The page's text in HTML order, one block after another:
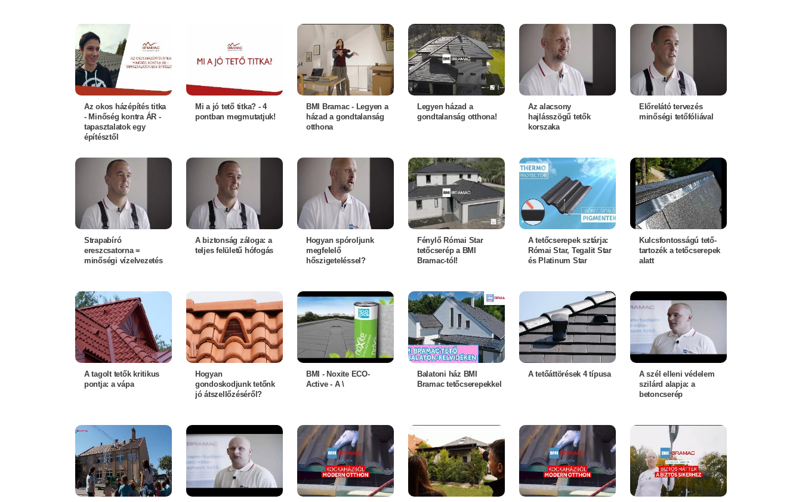
Az okos házépítés titka
- Minőség kontra ÁR -
tapasztalatok egy
építésztől
Mi a jó tető titka? - 4
pontban megmutatjuk!
BMI Bramac - Legyen a
házad a gondtalanság
otthona
Legyen házad a
gondtalanság otthona!
Az alacsony
hajlásszögű tetők
korszaka
Előrelátó tervezés
minőségi tetőfóliával
Strapabíró
ereszcsatorna =
minőségi vízelvezetés
A biztonság záloga: a
teljes felületű hófogás
Hogyan spóroljunk
megfelelő
hőszigeteléssel?
Fénylő Római Star
tetőcserép a BMI
Bramac-tól!
A tetőcserepek sztárja:
Római Star, Tegalit Star
és Platinum Star
Kulcsfontosságú tető-
tartozék a tetőcserepek
alatt
A tagolt tetők kritikus
pontja: a vápa
Hogyan
gondoskodjunk tetőnk
jó átszellőzéséről?
BMI - Noxite ECO-
Active - A \
Balatoni ház BMI
Bramac tetőcserepekkel
A tetőáttörések 4 típusa
A szél elleni védelem
szilárd alapja: a
betoncserép